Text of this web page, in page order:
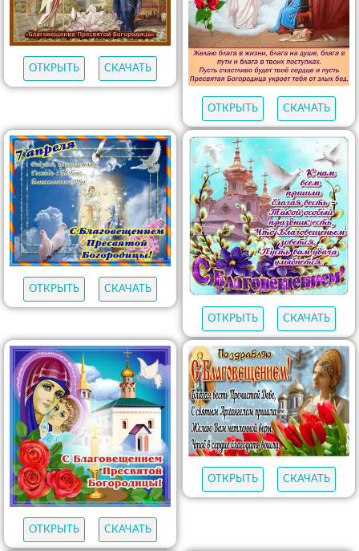
ОТКРЫТЬ СКАЧАТЬ
ОТКРЫТЬ СКАЧАТЬ
ОТКРЫТЬ СКАЧАТЬ
ОТКРЫТЬ СКАЧАТЬ
ОТКРЫТЬ СКАЧАТЬ
ОТКРЫТЬ СКАЧАТЬ